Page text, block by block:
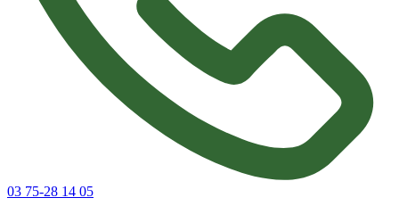
03 75-28 14 05